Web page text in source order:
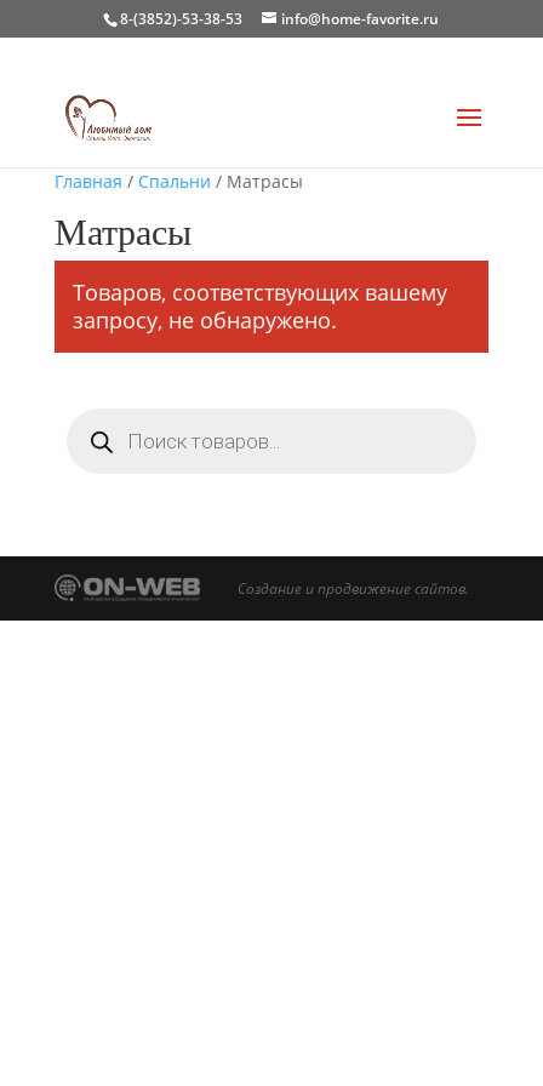
8-(3852)-53-38-53 info@home-favorite.ru
Главная / Спальни / Матрасы
Матрасы
Товаров, соответствующих вашему
запросу, не обнаружено.
товаров
Создание и продвижение сайтов.